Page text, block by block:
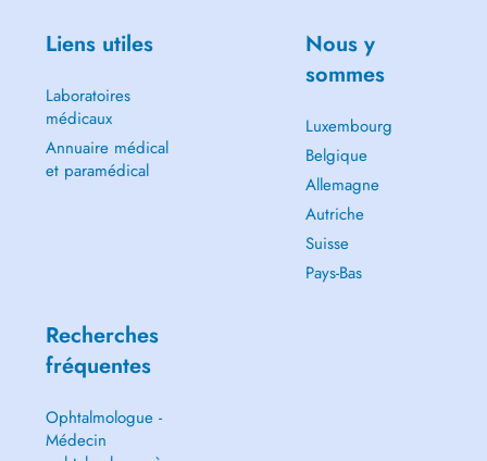
Liens utiles
Laboratoires
médicaux
Annuaire médical
et paramédical
Nous y
sommes
Luxembourg
Belgique
Allemagne
Autriche
Suisse
Pays-Bas
Recherches
fréquentes
Ophtalmologue -
Médecin